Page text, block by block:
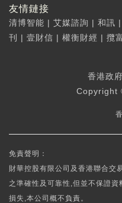
友情鏈接
清博智能 | 艾媒諮詢 | 和訊 |
刊
| 壹財信 | 權衡財經 | 攬
香港政
Copyright
免責聲明：
財華控股有限公司及香港聯合交
之準確性及可靠性,但並不保證
損失,本公司概不負責。